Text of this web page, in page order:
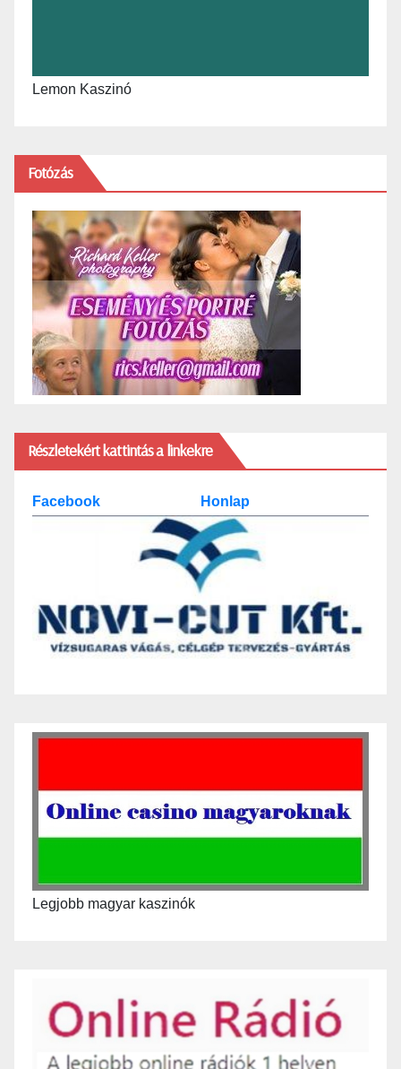
Lemon Kaszinó
Fotózás
Részletekért kattintás a linkekre
Facebook Honlap
Legjobb magyar kaszinók